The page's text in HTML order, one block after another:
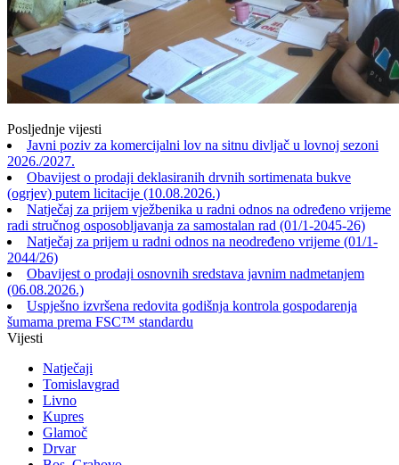
Posljednje vijesti
Javni poziv za komercijalni lov na sitnu divljač u lovnoj sezoni
2026./2027.
Obavijest o prodaji deklasiranih drvnih sortimenata bukve
(ogrjev) putem licitacije (10.08.2026.)
Natječaj za prijem vježbenika u radni odnos na određeno vrijeme
radi stručnog osposobljavanja za samostalan rad (01/1-2045-26)
Natječaj za prijem u radni odnos na neodređeno vrijeme (01/1-
2044/26)
Obavijest o prodaji osnovnih sredstava javnim nadmetanjem
(06.08.2026.)
Uspješno izvršena redovita godišnja kontrola gospodarenja
šumama prema FSC™ standardu
Vijesti
Natječaji
Tomislavgrad
Livno
Kupres
Glamoč
Drvar